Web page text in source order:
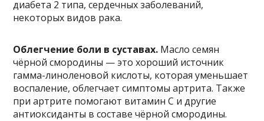
диабета 2 типа, сердечных заболеваний,
некоторых видов рака.
Облегчение боли в суставах. Масло семян
чёрной смородины — это хороший источник
гамма-линоленовой кислоты, которая уменьшает
воспаление, облегчает симптомы артрита. Также
при артрите помогают витамин С и другие
антиоксиданты в составе чёрной смородины.